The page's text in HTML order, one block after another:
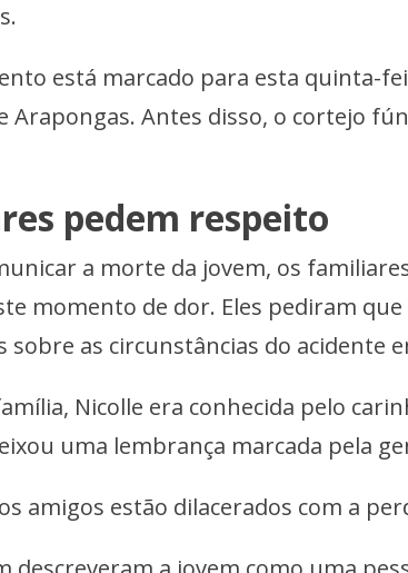
está marcado para esta quinta-
Arapongas. Antes disso, o cortejo
pedem respeito
a morte da jovem, os
momento de dor. Eles pediram
sobre as circunstâncias do acidente
Nicolle era conhecida pelo
uma lembrança marcada pela
amigos estão dilacerados com a